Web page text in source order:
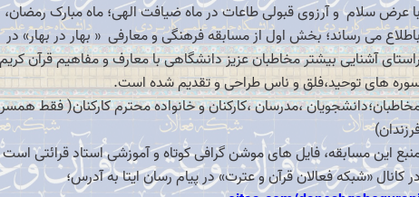
با عرض سلام و آرزوی قبولی طاعات در ماه ضیافت الهی؛ ماه مبارک رمضان،
باطلاع می رساند؛ بخش اول از مسابقه فرهنگی و معارفی « بهار در بهار» در
آشنایی بیشتر مخاطبان عزیز دانشگاهی با معارف و مفاهیم قرآن
های توحید،فلق و ناس طراحی و تقدیم شده است.
،مدرسان ،کارکنان و خانواده محترم کارکنان( فقط
این مسابقه، فایل های موشن گرافی کوتاه و آموزشی استاد قرائتی
کانال «شبکه فعالان قرآن و عترت» در پیام رسان ایتا به آدرس؛